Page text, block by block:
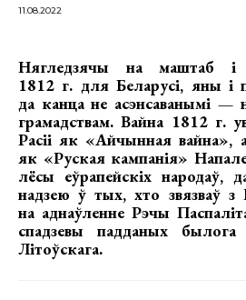
11.08.2022
Нягледзячы на маштаб і
1812 г. для Беларусі, яны і
да канца не асэнсаванымі —
грамадствам. Вайна 1812 г.
Расіі як «Айчынная
як «Руская кампанія»
лёсы еўрапейскіх народаў,
надзею ў тых, хто звязваў
на аднаўленне Рэчы
спадзевы падданых былога
Літоўскага.